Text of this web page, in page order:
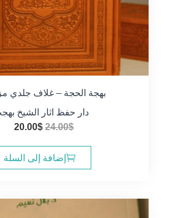
بهجة الحجة – غلاف جلدي
دار حفظ اثار الشيخ
24.00$
السعر
هو:
24.00$.
20.00$
هو:إضافة إلى السلة